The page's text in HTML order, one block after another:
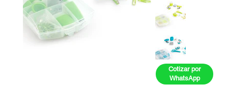
Cotizar por
WhatsApp